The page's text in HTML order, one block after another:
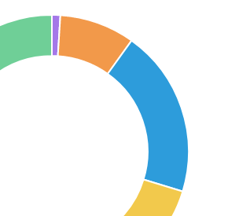
12 687 €
15 155 €